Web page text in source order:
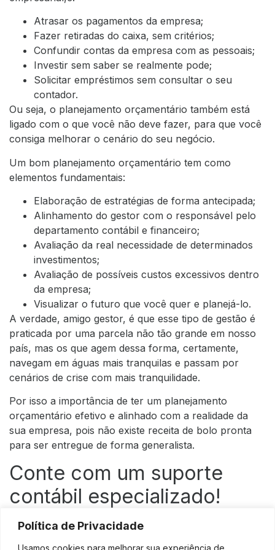
Política de Privacidade
Usamos cookies para melhorar sua experiência de
Atrasar os pagamentos da empresa;
Fazer retiradas do caixa, sem critérios;
Confundir contas da empresa com as pessoais;
Investir sem saber se realmente pode;
Solicitar empréstimos sem consultar o seu
contador.
Ou seja, o planejamento orçamentário também está
ligado com o que você não deve fazer, para que você
consiga melhorar o cenário do seu negócio.
Um bom planejamento orçamentário tem como
elementos fundamentais:
Elaboração de estratégias de forma antecipada;
Alinhamento do gestor com o responsável pelo
departamento contábil e financeiro;
Avaliação da real necessidade de determinados
investimentos;
Avaliação de possíveis custos excessivos dentro
da empresa;
Visualizar o futuro que você quer e planejá-lo.
A verdade, amigo gestor, é que esse tipo de gestão é
praticada por uma parcela não tão grande em nosso
país, mas os que agem dessa forma, certamente,
navegam em águas mais tranquilas e passam por
cenários de crise com mais tranquilidade.
Por isso a importância de ter um planejamento
orçamentário efetivo e alinhado com a realidade da
sua empresa, pois não existe receita de bolo pronta
para ser entregue de forma generalista.
Conte com um suporte
contábil especializado!
Precisamos salientar que não dá também para colocar